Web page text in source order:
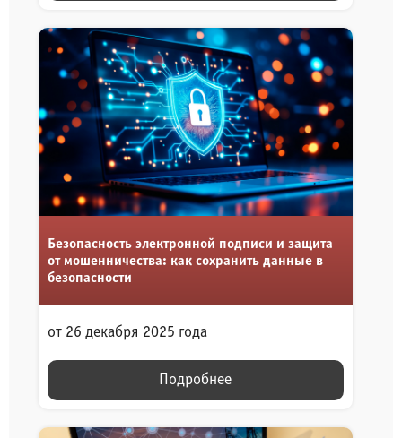
Безопасность электронной подписи и защита
от мошенничества: как сохранить данные в
безопасности
от 26 декабря 2025 года
Подробнее